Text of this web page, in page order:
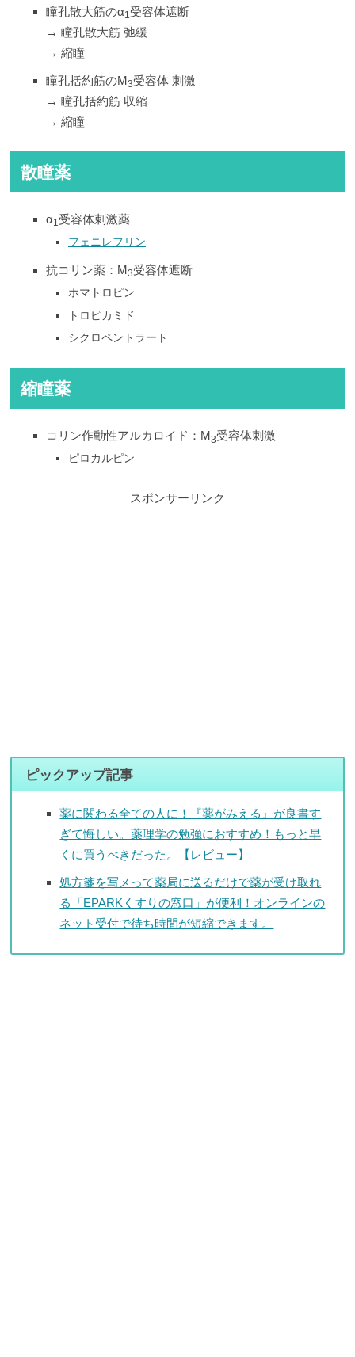
瞳孔散大筋のα1受容体遮断
→ 瞳孔散大筋 弛緩
→ 縮瞳
瞳孔括約筋のM3受容体 刺激
→ 瞳孔括約筋 収縮
→ 縮瞳
散瞳薬
α1受容体刺激薬
フェニレフリン
抗コリン薬：M3受容体遮断
ホマトロピン
トロピカミド
シクロペントラート
縮瞳薬
コリン作動性アルカロイド：M3受容体刺激
ピロカルピン
スポンサーリンク
ピックアップ記事
薬に関わる全ての人に！『薬がみえる』が良書す
ぎて悔しい。薬理学の勉強におすすめ！もっと早
くに買うべきだった。【レビュー】
処方箋を写メって薬局に送るだけで薬が受け取れ
る「EPARKくすりの窓口」が便利！オンラインの
ネット受付で待ち時間が短縮できます。